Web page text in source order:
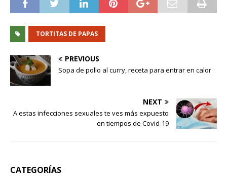
TORTITAS DE PAPAS
PREVIOUS
Sopa de pollo al curry, receta para entrar en calor
NEXT
A estas infecciones sexuales te ves más expuesto
en tiempos de Covid-19
CATEGORÍAS